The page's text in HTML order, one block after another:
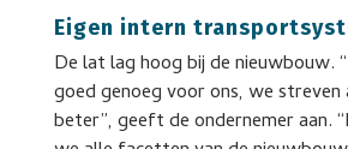
Eigen intern
De lat lag hoog bij de nieuwbouw.
goed genoeg voor ons, we streven
beter”, geeft de ondernemer aan.